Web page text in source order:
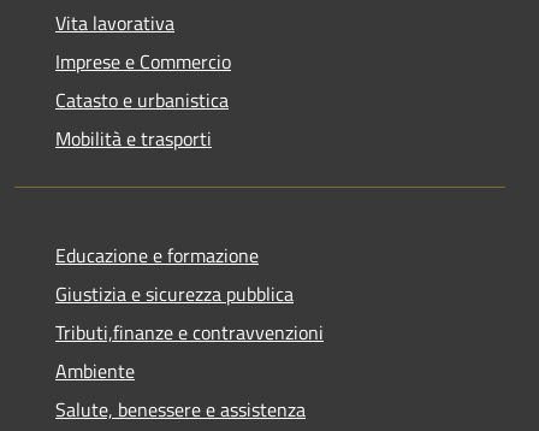
Vita lavorativa
Imprese e Commercio
Catasto e urbanistica
Mobilità e trasporti
Educazione e formazione
Giustizia e sicurezza pubblica
Tributi,finanze e contravvenzioni
Ambiente
Salute, benessere e assistenza